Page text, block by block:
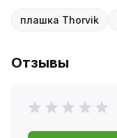
плашка Thorvik
Отзывы